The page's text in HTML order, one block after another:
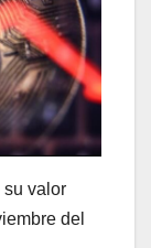
su valor
del